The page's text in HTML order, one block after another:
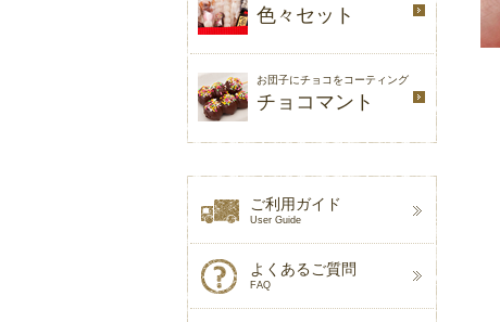
色々セット
お団子にチョコをコーティング
チョコマント
ご利用ガイド
User Guide
よくあるご質問
FAQ